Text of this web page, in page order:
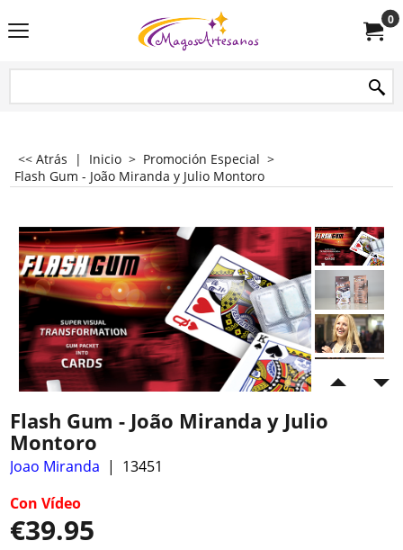
0
<< Atrás | Inicio > Promoción Especial >
Flash Gum - João Miranda y Julio Montoro
Flash Gum - João Miranda y Julio
Montoro
Joao Miranda
13451
Con Vídeo
€39.95